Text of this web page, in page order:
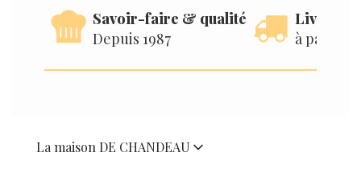
Savoir-faire & qualité
Depuis 1987
à partir
La maison DE CHANDEAU